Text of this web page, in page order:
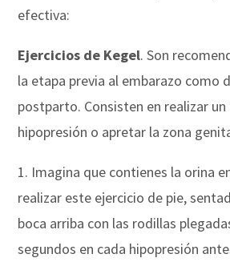
efectiva:
Ejercicios de Kegel. Son
la etapa previa al embarazo como
postparto. Consisten en realizar
hipopresión o apretar la zona
1. Imagina que contienes la orina
realizar este ejercicio de pie,
boca arriba con las rodillas
segundos en cada hipopresión